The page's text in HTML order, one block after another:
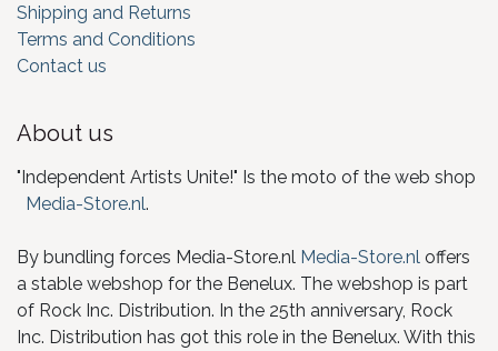
Shipping and Returns
Terms and Conditions
Contact us
About us
"Independent Artists Unite!" Is the moto of the web shop
Media-Store.nl.
By bundling forces Media-Store.nl Media-Store.nl offers
a stable webshop for the Benelux. The webshop is part
of Rock Inc. Distribution. In the 25th anniversary, Rock
Inc. Distribution has got this role in the Benelux. With this